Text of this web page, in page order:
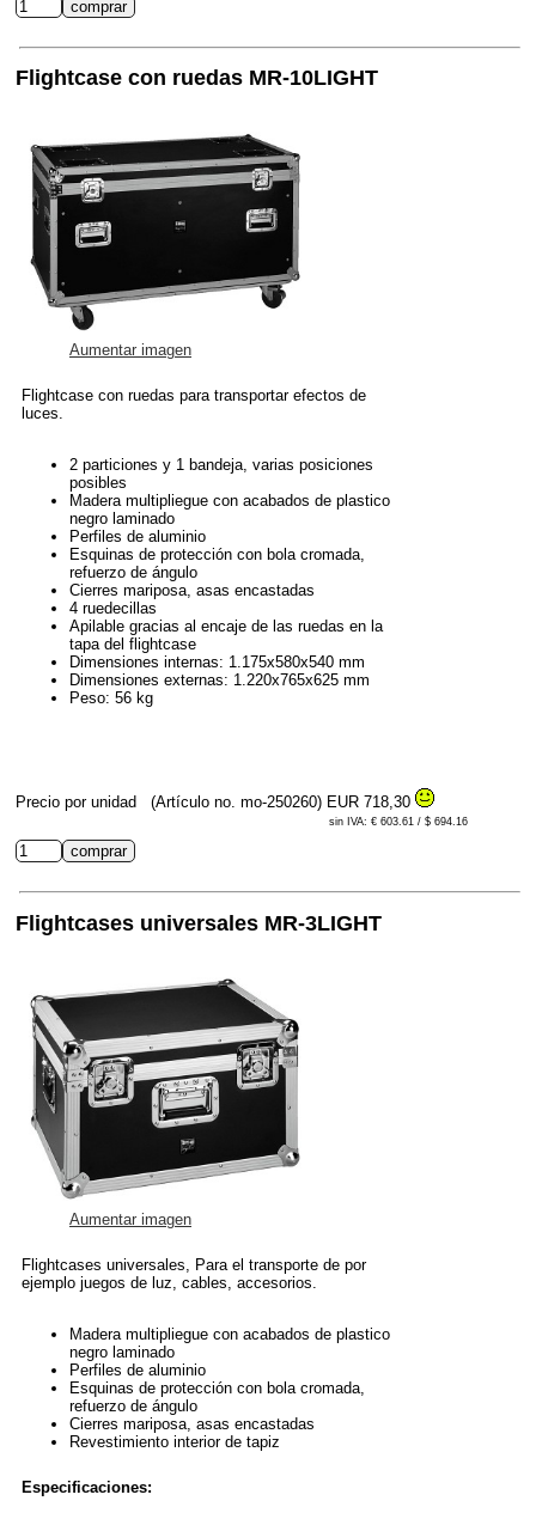
Flightcase con ruedas MR-10LIGHT
Aumentar imagen
Flightcase con ruedas para transportar efectos de
luces.
2 particiones y 1 bandeja, varias posiciones
posibles
Madera multipliegue con acabados de plastico
negro laminado
Perfiles de aluminio
Esquinas de protección con bola cromada,
refuerzo de ángulo
Cierres mariposa, asas encastadas
4 ruedecillas
Apilable gracias al encaje de las ruedas en la
tapa del flightcase
Dimensiones internas: 1.175x580x540 mm
Dimensiones externas: 1.220x765x625 mm
Peso: 56 kg
Precio por unidad (Artículo no. mo-250260) EUR 718,30
sin IVA: € 603.61 / $ 694.16
Flightcases universales MR-3LIGHT
Aumentar imagen
Flightcases universales, Para el transporte de por
ejemplo juegos de luz, cables, accesorios.
Madera multipliegue con acabados de plastico
negro laminado
Perfiles de aluminio
Esquinas de protección con bola cromada,
refuerzo de ángulo
Cierres mariposa, asas encastadas
Revestimiento interior de tapiz
Especificaciones: